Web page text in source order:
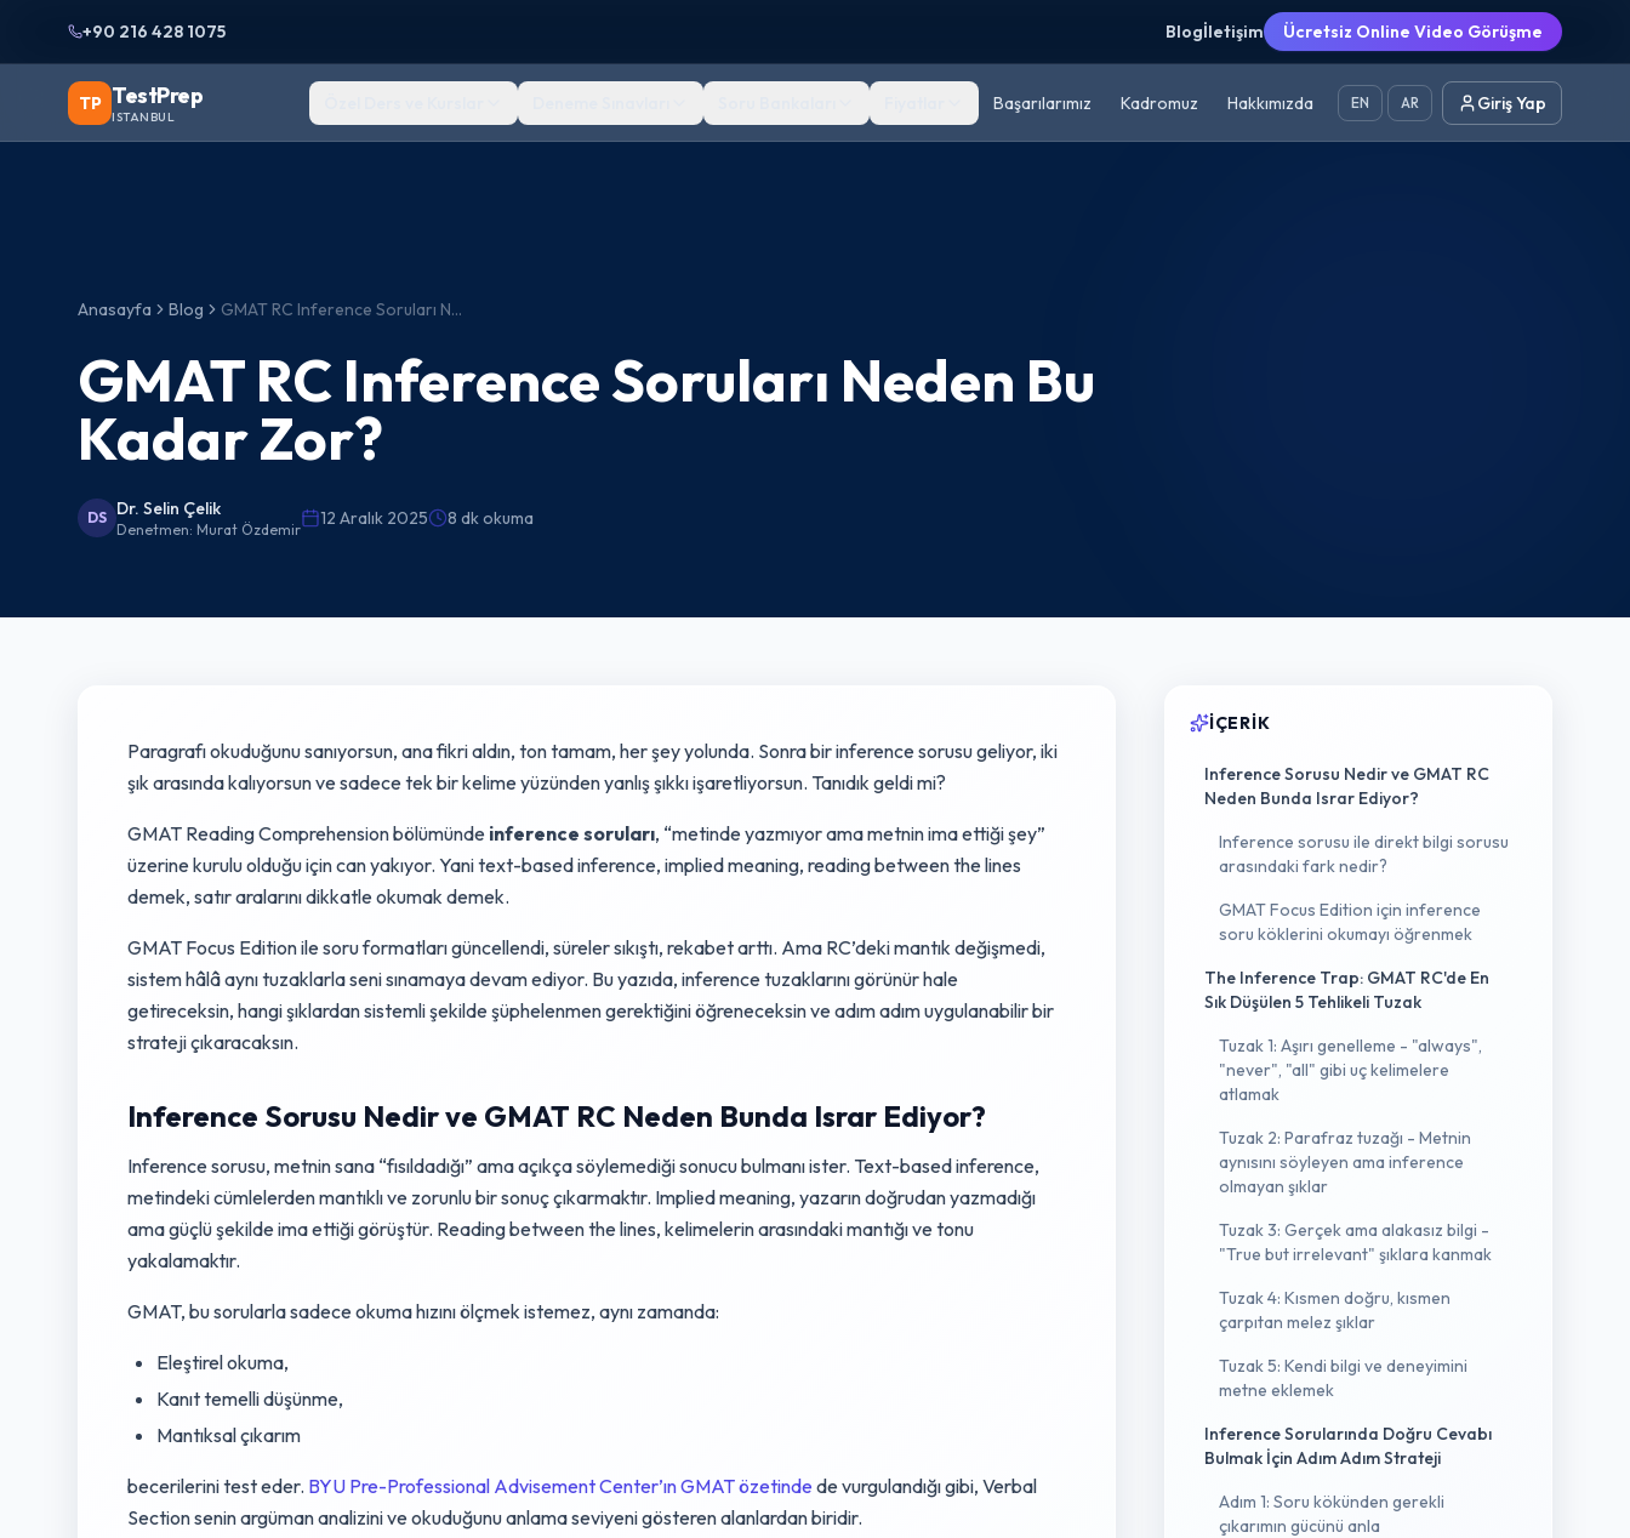
+90 216 428 1075 Blogİletişim Ücretsiz Online Video Görüşme
TP TestPrep
ISTANBUL
Başarılarımız Kadromuz Hakkımızda EN AR Giriş Yap
Anasayfa Blog GMAT RC Inference Soruları Neden Bu Kadar Zor?
GMAT RC Inference Soruları Neden Bu
Kadar Zor?
DS Dr. Selin Çelik
Denetmen: Murat Özdemir
12 Aralık 2025 8 dk okuma
Paragrafı okuduğunu sanıyorsun, ana fikri aldın, ton tamam, her şey yolunda. Sonra bir inference sorusu geliyor, iki
şık arasında kalıyorsun ve sadece tek bir kelime yüzünden yanlış şıkkı işaretliyorsun. Tanıdık geldi mi?
GMAT Reading Comprehension bölümünde inference soruları, “metinde yazmıyor ama metnin ima ettiği şey”
üzerine kurulu olduğu için can yakıyor. Yani text-based inference, implied meaning, reading between the lines
demek, satır aralarını dikkatle okumak demek.
GMAT Focus Edition ile soru formatları güncellendi, süreler sıkıştı, rekabet arttı. Ama RC’deki mantık değişmedi,
sistem hâlâ aynı tuzaklarla seni sınamaya devam ediyor. Bu yazıda, inference tuzaklarını görünür hale
getireceksin, hangi şıklardan sistemli şekilde şüphelenmen gerektiğini öğreneceksin ve adım adım uygulanabilir bir
strateji çıkaracaksın.
Inference Sorusu Nedir ve GMAT RC Neden Bunda Israr Ediyor?
Inference sorusu, metnin sana “fısıldadığı” ama açıkça söylemediği sonucu bulmanı ister. Text-based inference,
metindeki cümlelerden mantıklı ve zorunlu bir sonuç çıkarmaktır. Implied meaning, yazarın doğrudan yazmadığı
ama güçlü şekilde ima ettiği görüştür. Reading between the lines, kelimelerin arasındaki mantığı ve tonu
yakalamaktır.
GMAT, bu sorularla sadece okuma hızını ölçmek istemez, aynı zamanda:
Eleştirel okuma,
Kanıt temelli düşünme,
Mantıksal çıkarım
becerilerini test eder. BYU Pre-Professional Advisement Center’ın GMAT özetinde de vurgulandığı gibi, Verbal
Section senin argüman analizini ve okuduğunu anlama seviyeni gösteren alanlardan biridir.
İÇERIK
Inference Sorusu Nedir ve GMAT RC
Neden Bunda Israr Ediyor?
Inference sorusu ile direkt bilgi sorusu
arasındaki fark nedir?
GMAT Focus Edition için inference
soru köklerini okumayı öğrenmek
The Inference Trap: GMAT RC'de En
Sık Düşülen 5 Tehlikeli Tuzak
Tuzak 1: Aşırı genelleme - "always",
"never", "all" gibi uç kelimelere
atlamak
Tuzak 2: Parafraz tuzağı - Metnin
aynısını söyleyen ama inference
olmayan şıklar
Tuzak 3: Gerçek ama alakasız bilgi -
"True but irrelevant" şıklara kanmak
Tuzak 4: Kısmen doğru, kısmen
çarpıtan melez şıklar
Tuzak 5: Kendi bilgi ve deneyimini
metne eklemek
Inference Sorularında Doğru Cevabı
Bulmak İçin Adım Adım Strateji
Adım 1: Soru kökünden gerekli
çıkarımın gücünü anla